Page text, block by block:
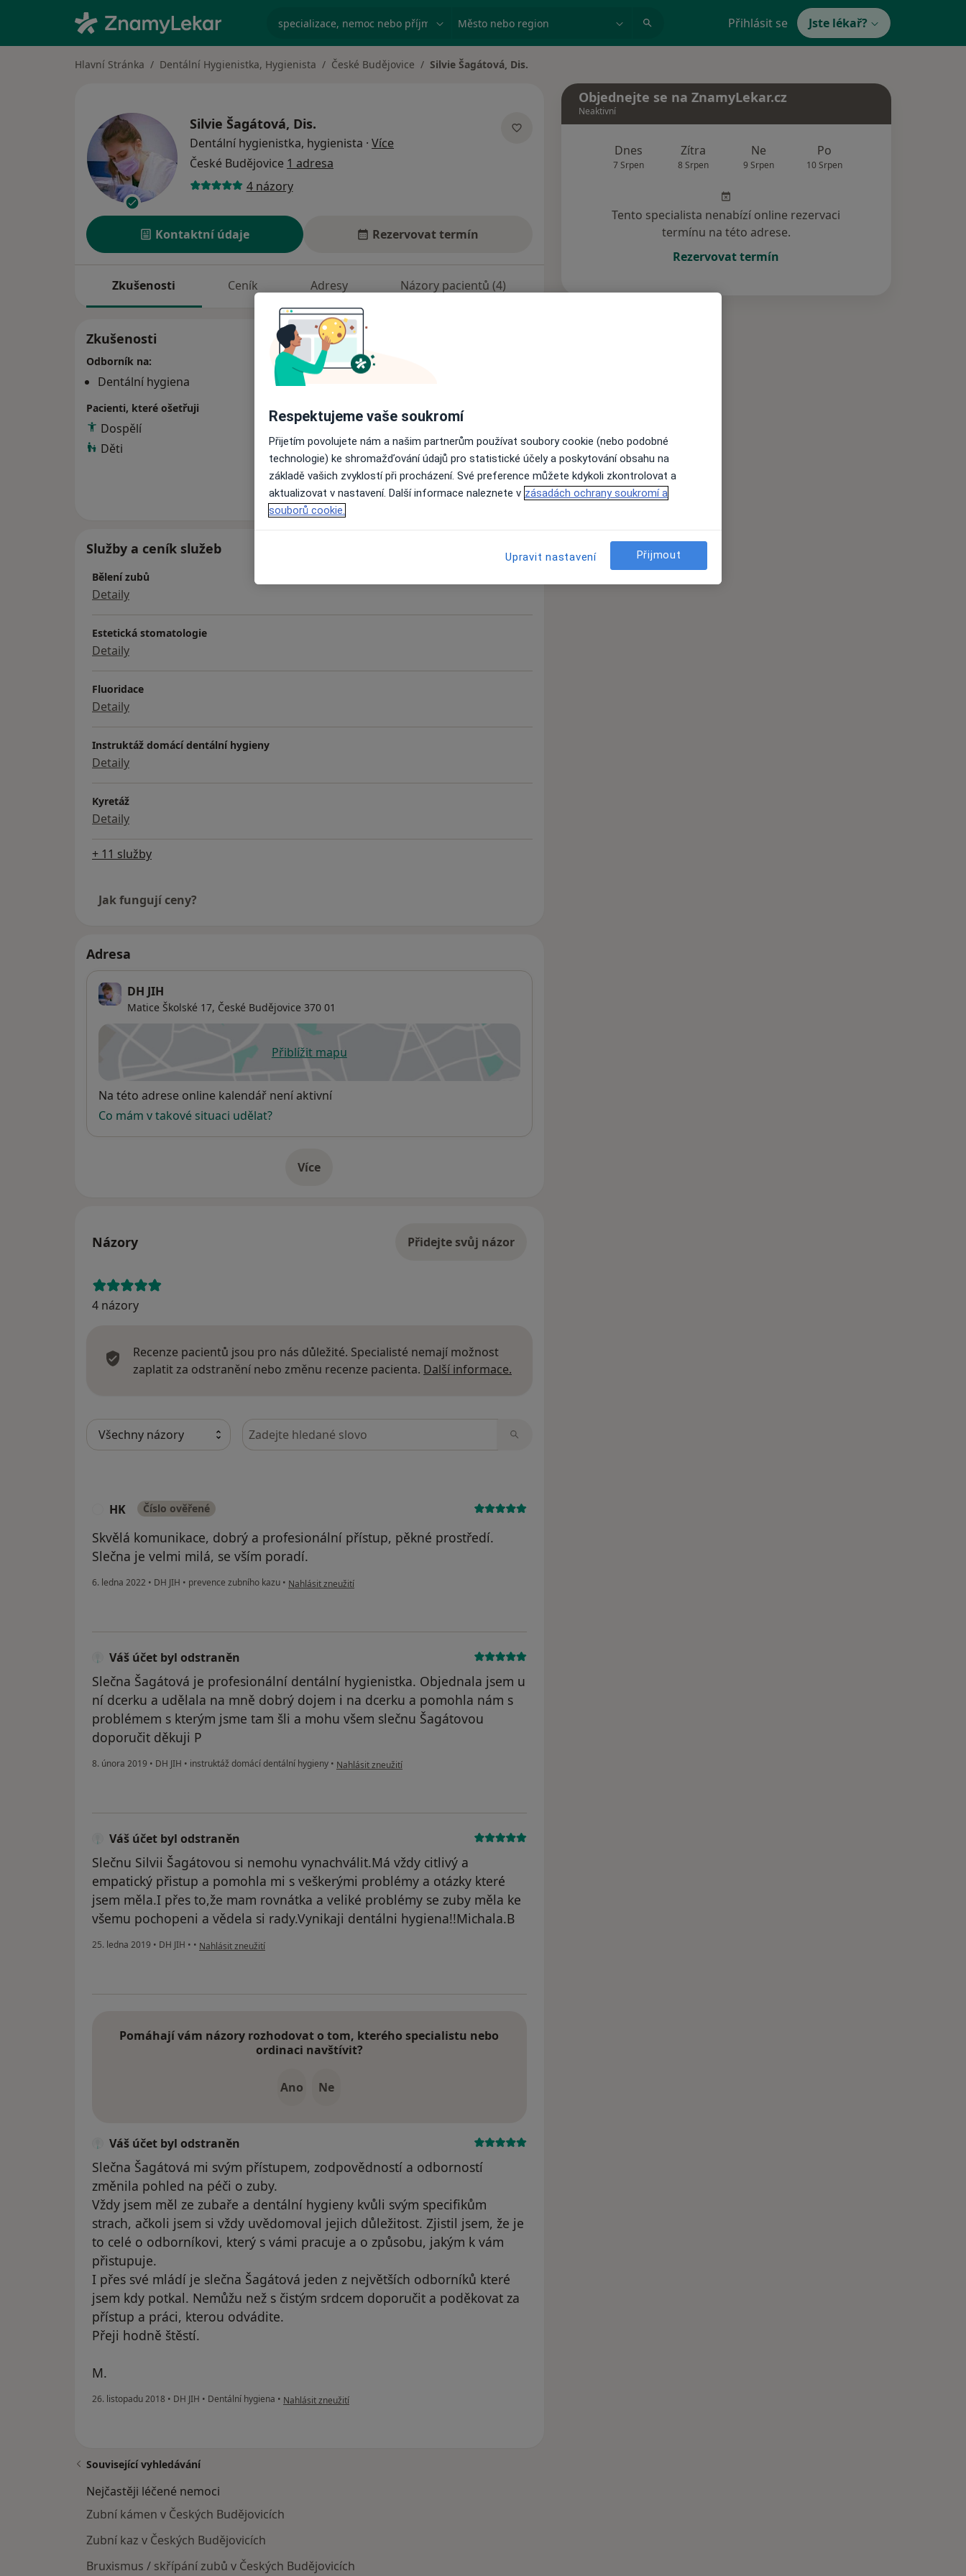
specializace, nemoc nebo příjmení Město nebo region Přihlásit se Jste lékař?
Hlavní Stránka Dentální Hygienistka, Hygienista České Budějovice Silvie Šagátová, Dis.
Silvie Šagátová, Dis.
Dentální hygienistka, hygienista · Více
České Budějovice 1 adresa
4 názory
Kontaktní údaje Rezervovat termín
Zkušenosti Ceník Adresy Názory pacientů (4)
Zkušenosti
Odborník na:
Dentální hygiena
Pacienti, které ošetřuji
Dospělí
Děti
Víceo zkušenostech
Služby a ceník služeb
Bělení zubů
Detaily
Estetická stomatologie
Detaily
Fluoridace
Detaily
Instruktáž domácí dentální hygieny
Detaily
Kyretáž
Detaily
+ 11 služby
Jak fungují ceny?
Adresa
DH JIH
Matice Školské 17, České Budějovice 370 01
Přiblížit mapuse otevře v nové záložce
Dostupnost
Na této adrese online kalendář není aktivní
Co mám v takové situaci udělat?
Víceo adrese
Názory Přidejte svůj názor
4 názory
Recenze pacientů jsou pro nás důležité. Specialisté nemají možnost
zaplatit za odstranění nebo změnu recenze pacienta. Další informace.
Hledejte v názorech
HK Číslo ověřené
Skvělá komunikace, dobrý a profesionální přístup, pěkné prostředí.
Slečna je velmi milá, se vším poradí.
6. ledna 2022 • DH JIH • prevence zubního kazu • podle názoru uživatele HK
Nahlásit zneužití
Váš účet byl odstraněn
Slečna Šagátová je profesionální dentální hygienistka. Objednala jsem u
ní dcerku a udělala na mně dobrý dojem i na dcerku a pomohla nám s
problémem s kterým jsme tam šli a mohu všem slečnu Šagátovou
doporučit děkuji P
8. února 2019 • DH JIH • instruktáž domácí dentální hygieny • podle názoru uživatele Váš účet byl odstraněn
Nahlásit zneužití
Váš účet byl odstraněn
Slečnu Silvii Šagátovou si nemohu vynachválit.Má vždy citlivý a
empatický přistup a pomohla mi s veškerými problémy a otázky které
jsem měla.I přes to,že mam rovnátka a veliké problémy se zuby měla ke
všemu pochopeni a vědela si rady.Vynikaji dentálni hygiena!!Michala.B
25. ledna 2019 • DH JIH • • podle názoru uživatele Váš účet byl odstraněn
Nahlásit zneužití
Pomáhají vám názory rozhodovat o tom, kterého specialistu nebo
ordinaci navštívit?
Ano Ne
Váš účet byl odstraněn
Slečna Šagátová mi svým přístupem, zodpovědností a odborností
změnila pohled na péči o zuby.
Vždy jsem měl ze zubaře a dentální hygieny kvůli svým specifikům
strach, ačkoli jsem si vždy uvědomoval jejich důležitost. Zjistil jsem, že je
to celé o odborníkovi, který s vámi pracuje a o způsobu, jakým k vám
přistupuje.
I přes své mládí je slečna Šagátová jeden z největších odborníků které
jsem kdy potkal. Nemůžu než s čistým srdcem doporučit a poděkovat za
přístup a práci, kterou odvádite.
Přeji hodně štěstí.
M.
26. listopadu 2018 • DH JIH • Dentální hygiena • podle názoru uživatele Váš účet byl odstraněn
Nahlásit zneužití
Objednejte se na ZnamyLekar.cz
Neaktivní
Dnes
7 Srpen
Zítra
8 Srpen
Ne
9 Srpen
Po
10 Srpen
Tento specialista nenabízí online rezervaci
termínu na této adrese.
Rezervovat termín
Související vyhledávání
Nejčastěji léčené nemoci
Zubní kámen v Českých Budějovicích
Zubní kaz v Českých Budějovicích
Bruxismus / skřípání zubů v Českých Budějovicích
Respektujeme vaše soukromí
Přijetím povolujete nám a našim partnerům používat soubory cookie (nebo podobné
technologie) ke shromažďování údajů pro statistické účely a poskytování obsahu na
základě vašich zvyklostí při procházení. Své preference můžete kdykoli zkontrolovat a
aktualizovat v nastavení. Další informace naleznete v zásadách ochrany soukromí a
souborů cookie.
Upravit nastavení Přijmout